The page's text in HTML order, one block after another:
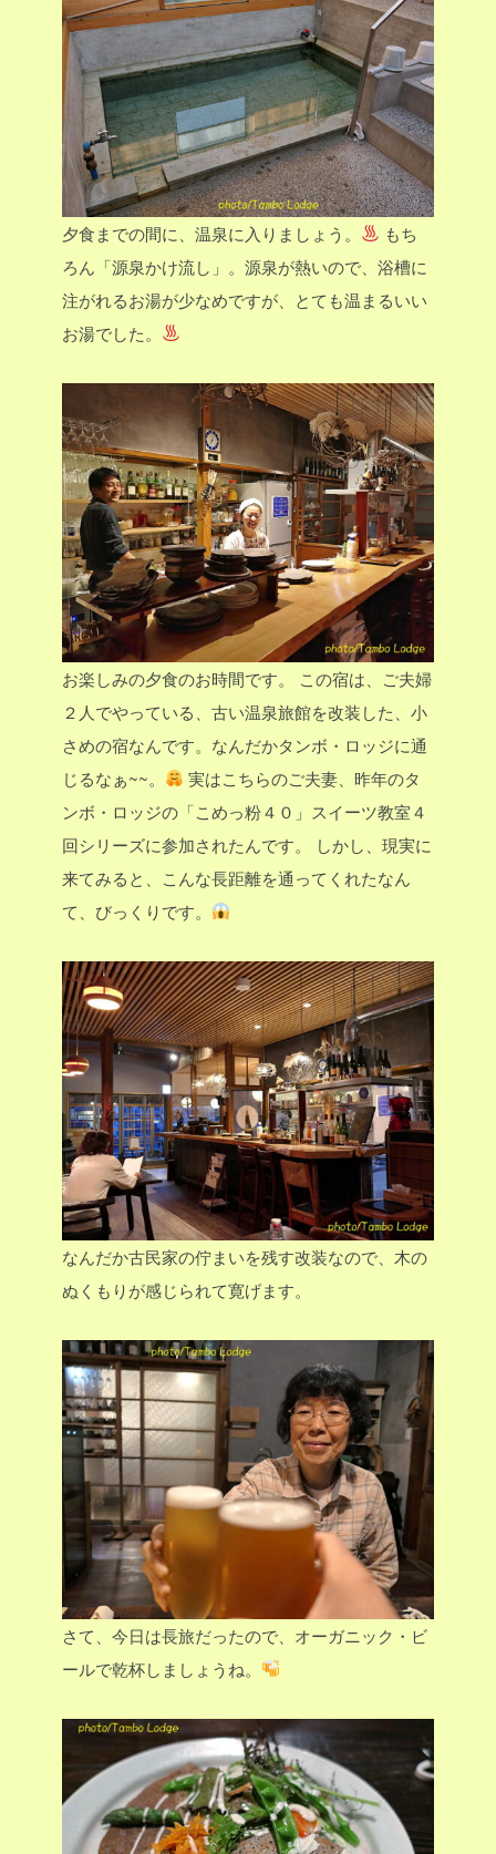
夕食までの間に、温泉に入りましょう。
もち
ろん「源泉かけ流し」。源泉が熱いので、浴槽に
注がれるお湯が少なめですが、とても温まるいい
お湯でした。
お楽しみの夕食のお時間です。
この宿は、ご夫婦
２人でやっている、古い温泉旅館を改装した、小
さめの宿なんです。なんだかタンボ・ロッジに通
じるなぁ~~。
実はこちらのご夫妻、昨年のタ
ンボ・ロッジの「こめっ粉４０」スイーツ教室４
回シリーズに参加されたんです。
しかし、現実に
来てみると、こんな長距離を通ってくれたなん
て、びっくりです。
なんだか古民家の佇まいを残す改装なので、木の
ぬくもりが感じられて寛げます。
さて、今日は長旅だったので、オーガニック・ビ
ールで乾杯しましょうね。